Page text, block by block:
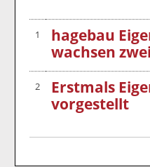
1
hagebau
wachsen
2
Erstmals
vorgestellt